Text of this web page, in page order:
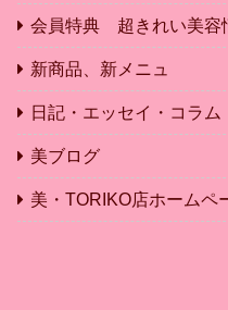
会員特典 超きれい美容
新商品、新メニュ
日記・エッセイ・コラム
美ブログ
美・TORIKO店ホームペ